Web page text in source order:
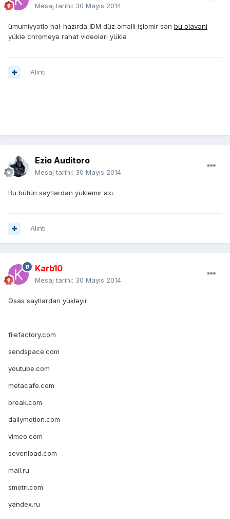
Mesaj tarihi: 30 Mayıs 2014
ümumiyyətlə hal-hazırda İDM düz əməlli işləmir sən bu əlavəni
yüklə chromeyə rahat videoları yüklə
Alıntı
Ezio Auditoro
Mesaj tarihi: 30 Mayıs 2014
Bu bütün saytlardan yükləmir axı.
Alıntı
Karb10
Mesaj tarihi: 30 Mayıs 2014
Əsas saytlardan yükləyir:
filefactory.com
sendspace.com
youtube.com
metacafe.com
break.com
dailymotion.com
vimeo.com
sevenload.com
mail.ru
smotri.com
yandex.ru